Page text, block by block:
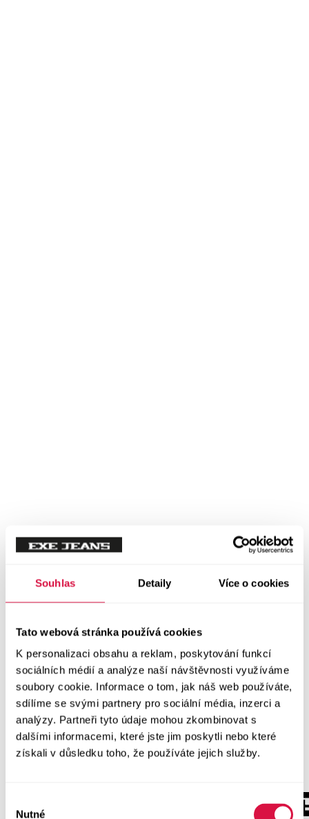
Souhlas Detaily Více o cookies
Tato webová stránka používá cookies
K personalizaci obsahu a reklam, poskytování funkcí
sociálních médií a analýze naší návštěvnosti využíváme
soubory cookie. Informace o tom, jak náš web používáte,
sdílíme se svými partnery pro sociální média, inzerci a
analýzy. Partneři tyto údaje mohou zkombinovat s
dalšími informacemi, které jste jim poskytli nebo které
získali v důsledku toho, že používáte jejich služby.
Nutné